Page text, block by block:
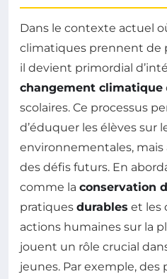
Dans le contexte actuel
climatiques prennent de
il devient primordial
changement climatique
scolaires. Ce processus
d’éduquer les élèves sur
environnementales, mais
des défis futurs. En
comme la conservation
pratiques durables et les
actions humaines sur la
jouent un rôle crucial
jeunes. Par exemple, des